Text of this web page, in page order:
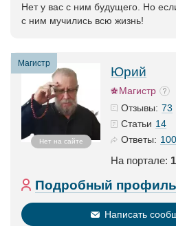
Нет у вас с ним будущего. Но
с ним мучились всю жизнь!
Магистр
Нет на сайте
Юрий
Магистр
Отзывы: 73
Статьи 14
Ответы:
На портале:
Подробный профиль
Написать